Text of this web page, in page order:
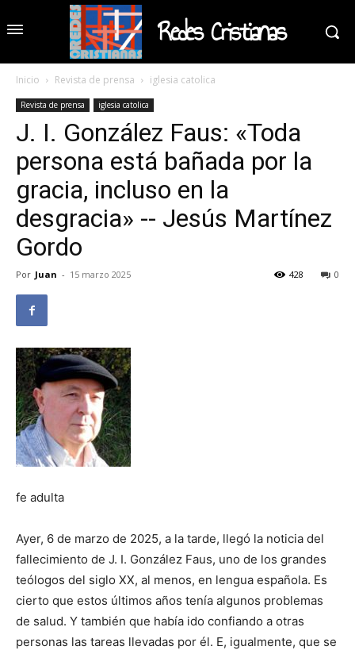
Redes Cristianas
Inicio Revista de prensa iglesia catolica
Revista de prensa iglesia catolica
J. I. González Faus: «Toda
persona está bañada por la
gracia, incluso en la
desgracia» -- Jesús Martínez
Gordo
Por Juan - 15 marzo 2025 0
428
fe adulta
Ayer, 6 de marzo de 2025, a la tarde, llegó la noticia del
fallecimiento de J. I. González Faus, uno de los grandes
teólogos del siglo XX, al menos, en lengua española. Es
cierto que estos últimos años tenía algunos problemas
de salud. Y también que había ido confiando a otras
personas las tareas llevadas por él. E, igualmente, que se